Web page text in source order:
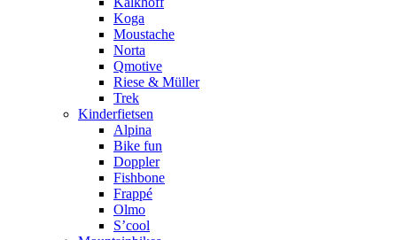
Koga
Moustache
Norta
Qmotive
Riese & Müller
Trek
Kinderfietsen
Alpina
Bike fun
Doppler
Fishbone
Frappé
Olmo
S’cool